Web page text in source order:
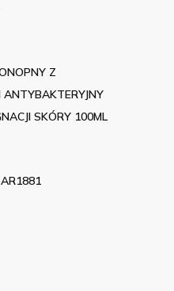
Z
ANTYBAKTERYJNY
SKÓRY 100ML